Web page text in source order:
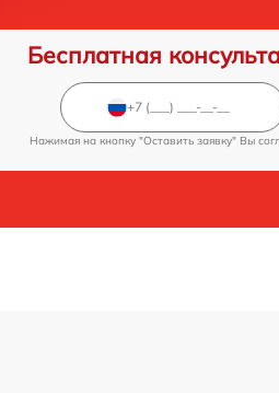
Бесплатная
Нажимая на кнопку "Оставить заявку" Вы